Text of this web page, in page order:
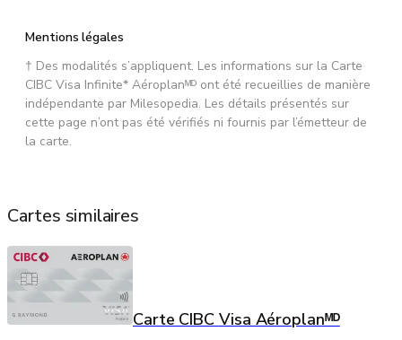
Mentions légales
† Des modalités s’appliquent. Les informations sur la Carte
CIBC Visa Infinite* Aéroplanᴹᴰ ont été recueillies de manière
indépendante par Milesopedia. Les détails présentés sur
cette page n’ont pas été vérifiés ni fournis par l’émetteur de
la carte.
Cartes similaires
Carte CIBC Visa Aéroplanᴹᴰ